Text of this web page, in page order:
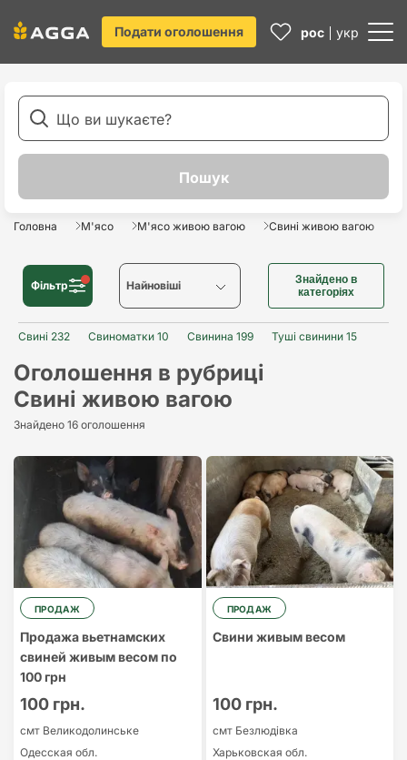
Подати оголошення рос укр
Головна М'ясо М'ясо живою вагою Свині живою вагою
Фільтр Найновіші
Найновіші
Найстаріші
Найдорожчий
Найдешевший
Знайдено в
категоріях
Свині 232 Свиноматки 10 Свинина 199 Туші свинини 15
Оголошення в рубриці
Свині живою вагою
Знайдено 16 оголошення
ПРОДАЖ
Продажа вьетнамских
свиней живым весом по
100 грн
100 грн.
смт Великодолинське
Одесская обл.
ПРОДАЖ
Свини живым весом
100 грн.
смт Безлюдівка
Харьковская обл.